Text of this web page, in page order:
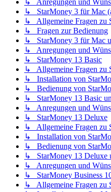
↳ Anregungen und
↳ StarMoney 3 für Mac
↳ Allgemeine Fragen zu
↳ Fragen zur Bedienung
↳ StarMoney 3 für Mac
↳ Anregungen und
↳ StarMoney 13 Basic
↳ Allgemeine Fragen zu
↳ Installation von
↳ Bedienung von
↳ StarMoney 13 Basic
↳ Anregungen und
↳ StarMoney 13 Deluxe
↳ Allgemeine Fragen zu
↳ Installation von
↳ Bedienung von
↳ StarMoney 13 Deluxe
↳ Anregungen und
↳ StarMoney Business
↳ Allgemeine Fragen zu